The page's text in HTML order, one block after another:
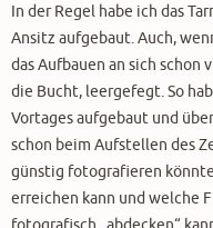
In der Regel habe ich das
Ansitz aufgebaut. Auch,
das Aufbauen an sich
die Bucht, leergefegt. So
Vortages aufgebaut und
schon beim Aufstellen des
günstig fotografieren
erreichen kann und welche